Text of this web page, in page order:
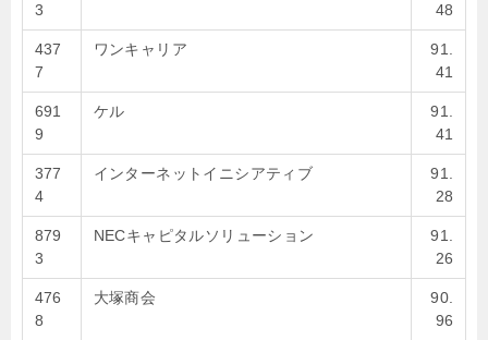
3
48
437
7
ワンキャリア
91.
41
691
9
ケル
91.
41
377
4
インターネットイニシアティブ
91.
28
879
3
NECキャピタルソリューション
91.
26
476
8
大塚商会
90.
96